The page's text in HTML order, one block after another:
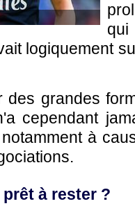
logiquement
grandes
cependant
à
à rester ?